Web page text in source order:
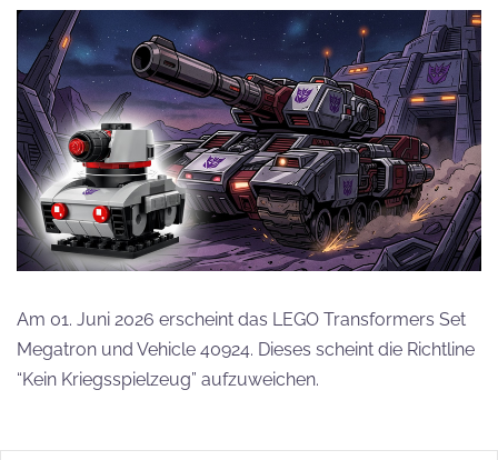
Am 01. Juni 2026 erscheint das LEGO Transformers Set
Megatron und Vehicle 40924. Dieses scheint die Richtline
“Kein Kriegsspielzeug” aufzuweichen.